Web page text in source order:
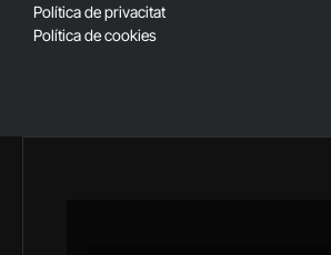
Política de privacitat
Política de cookies